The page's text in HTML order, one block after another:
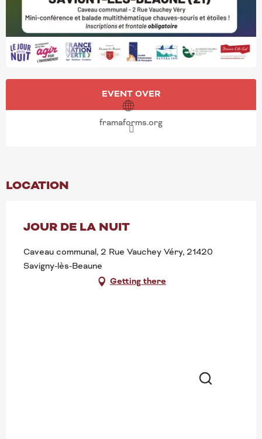
OPENING HOURS &
EVENT OVER
framaforms.org
LOCATION
JOUR DE LA NUIT
Caveau communal, 2 Rue Vauchey Véry, 21420
Savigny-lès-Beaune
Getting there